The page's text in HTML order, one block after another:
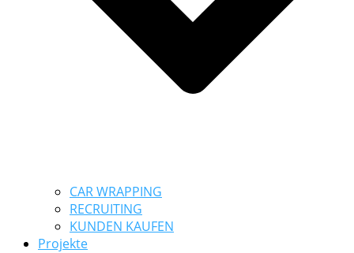
CAR WRAPPING
RECRUITING
KUNDEN KAUFEN
Projekte